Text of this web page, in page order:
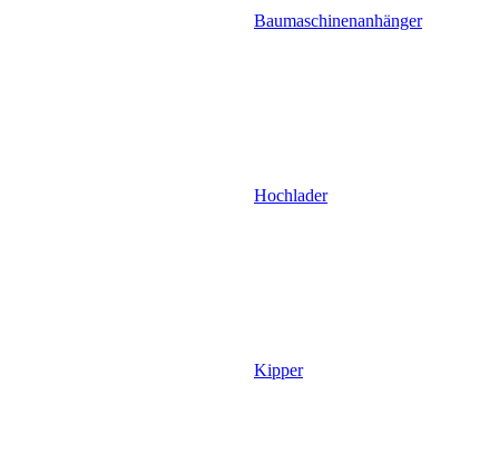
Baumaschinenanhänger
Hochlader
Kipper